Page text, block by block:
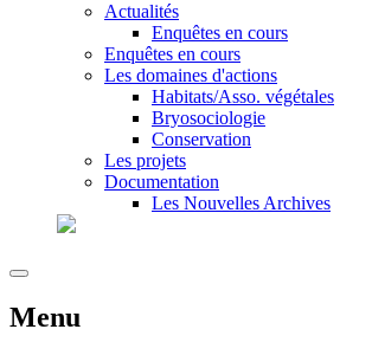
Actualités
Enquêtes en cours
Enquêtes en cours
Les domaines d'actions
Habitats/Asso. végétales
Bryosociologie
Conservation
Les projets
Documentation
Les Nouvelles Archives
Menu